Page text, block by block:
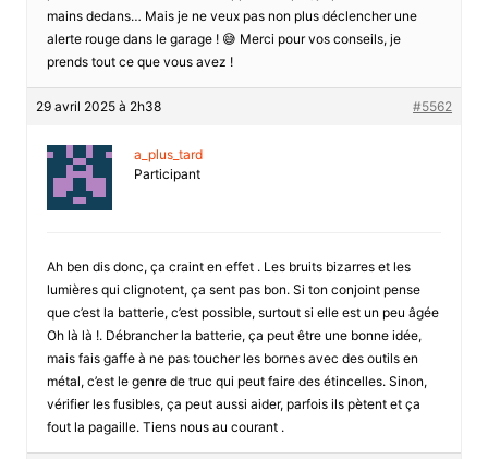
mains dedans… Mais je ne veux pas non plus déclencher une
alerte rouge dans le garage ! 😅 Merci pour vos conseils, je
prends tout ce que vous avez !
29 avril 2025 à 2h38 #5562
a_plus_tard
Participant
Ah ben dis donc, ça craint en effet . Les bruits bizarres et les
lumières qui clignotent, ça sent pas bon. Si ton conjoint pense
que c’est la batterie, c’est possible, surtout si elle est un peu âgée
Oh là là !. Débrancher la batterie, ça peut être une bonne idée,
mais fais gaffe à ne pas toucher les bornes avec des outils en
métal, c’est le genre de truc qui peut faire des étincelles. Sinon,
vérifier les fusibles, ça peut aussi aider, parfois ils pètent et ça
fout la pagaille. Tiens nous au courant .